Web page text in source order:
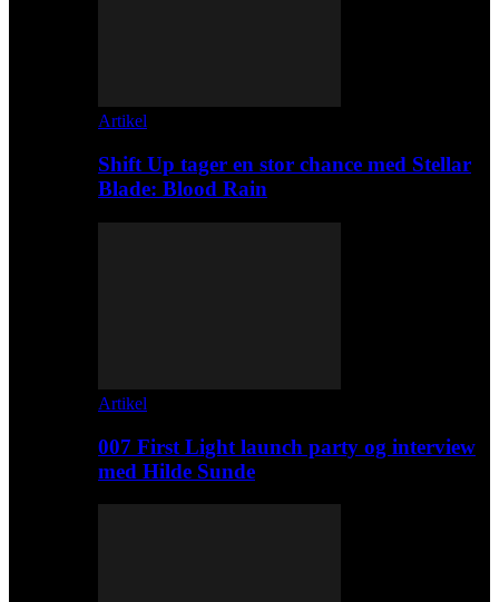
Artikel
Shift Up tager en stor chance med Stellar
Blade: Blood Rain
Artikel
007 First Light launch party og interview
med Hilde Sunde